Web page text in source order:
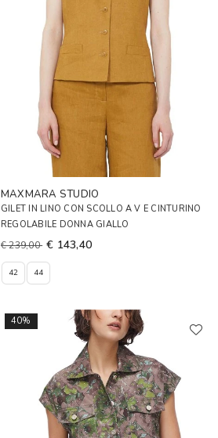
MAXMARA STUDIO
GILET IN LINO CON SCOLLO A V E CINTURINO
REGOLABILE DONNA GIALLO
€ 239,00 € 143,40
42 44
40%